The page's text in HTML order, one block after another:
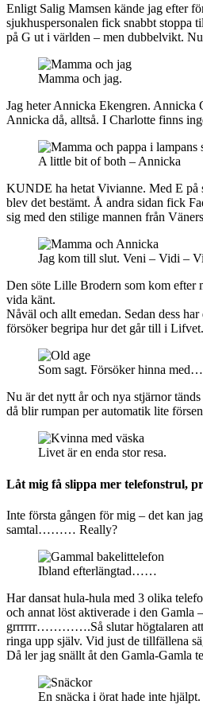
Enligt Salig Mamsen kände jag efter
sjukhuspersonalen fick snabbt stoppa
på G ut i världen – men dubbelvikt.
Mamma och jag.
Jag heter Annicka Ekengren. Annicka
Annicka då, alltså. I Charlotte finns
A little bit of both – Annicka
KUNDE ha hetat Vivianne. Med E på
blev det bestämt. Å andra sidan fick
sig med den stilige mannen från
Jag kom till slut. Veni – Vidi –
Den söte Lille Brodern som kom efter
vida känt.
Nåväl och allt emedan. Sedan dess
försöker begripa hur det går till i
Som sagt. Försöker hinna
Nu är det nytt år och nya stjärnor
då blir rumpan per automatik lite
Livet är en enda stor resa.
Låt mig få slippa mer telefonstrul,
Inte första gången för mig – det kan
samtal……… Really?
Ibland efterlängtad……
Har dansat hula-hula med 3 olika
och annat löst aktiverade i den
grrrrrr………….Så slutar högtalaren att
ringa upp själv. Vid just de tillfällena
Då ler jag snällt åt den Gamla-
En snäcka i örat hade inte